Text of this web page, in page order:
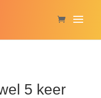
5 keer